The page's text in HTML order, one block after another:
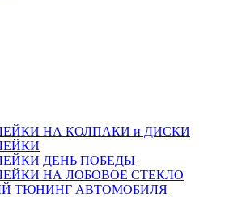
НА КОЛПАКИ и ДИСКИ
ДЕНЬ ПОБЕДЫ
НА ЛОБОВОЕ СТЕКЛО
ТЮНИНГ АВТОМОБИЛЯ